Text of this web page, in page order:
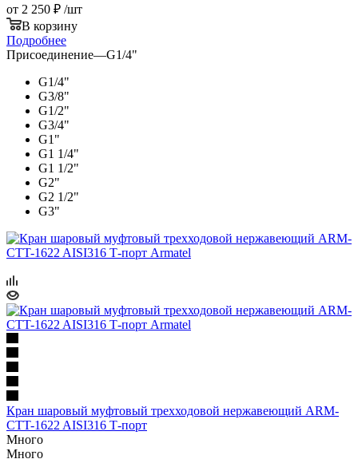
от 2 250 ₽ /шт
В корзину
Подробнее
Присоединение—G1/4"
G1/4"
G3/8"
G1/2"
G3/4"
G1"
G1 1/4"
G1 1/2"
G2"
G2 1/2"
G3"
Кран шаровый муфтовый трехходовой нержавеющий ARM-
CTT-1622 AISI316 Т-порт
Много
Много